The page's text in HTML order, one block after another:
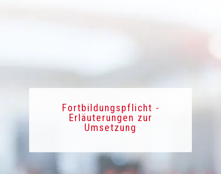
Fortbildungspflicht -
Erläuterungen zur
Umsetzung